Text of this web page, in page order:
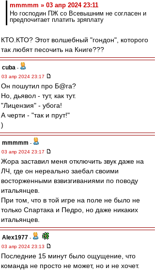
mmmmm » 03 апр 2024 23:11
Но господин ПЖ со Всевышним не согласен и
предпочитает платить зряплату
КТО.КТО? Этот волшебный "гондон", которого
так любят песочить на Книге???
cuba -
03 апр 2024 23:17
Он пошутил про Б@га?
Но, дьявол - тут, как тут.
"Лицензия" - убога!
А черти - "так и прут!"
)
mmmmm -
03 апр 2024 23:17
Жора заставил меня отключить звук даже на
ЛЧ, где он нереально заебал своими
восторженными взвизгиваниями по поводу
итальянцев.
При том, что в той игре на поле не было не
только Спартака и Педро, но даже никаких
итальянцев.
Alex1977 -
03 апр 2024 23:13
Последние 15 минут было ощущение, что
команда не просто не может, но и не хочет.